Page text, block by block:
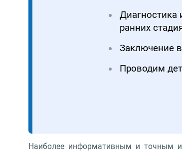
Диагностика
ранних
Заключение
Проводим
Наиболее информативным и точным